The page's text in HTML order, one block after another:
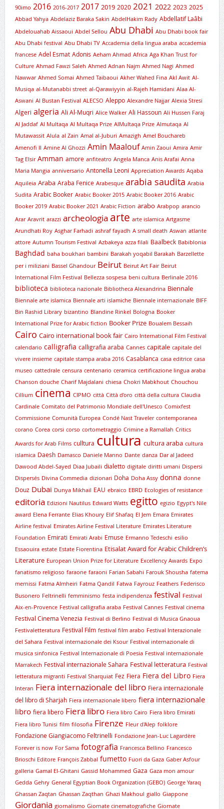
90imo 2016 2016-2017 2017 2019 2020 2021 2022 2023 2025
Abbad Yahya Abdelaziz Baraka Sakin AbdelHakim Rady Abdellatif Laâbi
Abdelouahab Aissaoui Abdel Sellou Abu Dhabi Abu Dhabi book fair
Abu Dhabi festival Abu Dhabi TV Accademia della lingua araba accademia
francese Adel Esmat Adonis Aeham Ahmad Africa Aga Khan Trust for
Culture Ahmad Fawzi Saleh Ahmed Adnan Najm Ahmed Nagi Ahmed
Nawwar Ahmed Somai Ahmed Taibaoui Akher Wahed Fina Akl Awit Al-
Musiqa al-Mutanabbi street al-Qarawiyyin al-Rajeh Hamidani Alaa Al-
Aswani Al Bustan Festival ALECSO Aleppo Alexandre Najjar Alexia Stresi
Algeri algeria Ali Al-Muqri Alice Walker Ali Hassoun Ali Hussen Faraj
Al Jaddaf Al Multaqa Al Multaqa Prize AlMultaqa Prize Almutaqa Al
Mutawassit Alula al Zain Amal al-Juburi Amazigh Amel Bouchareb
Amenofi II Amine Al Ghozzi Amin Maalouf Amin Zaoui Amira Amir
Tag Elsir Amman amore anfiteatro Angela Manca Anis Arafai Anna
Maria Mangia anniversario Antonella Leoni Appreciation Awards Aqaba
Aquileia Araba Araba Fenice Arabesque arabia saudita Arabia
Sudita Arabic Booker Arabic Booker 2015 Arabic Booker 2016 Arabic
Booker 2019 Arabic Booker 2021 Arabic Fiction arabo Arabpop arancio
Arar Aravrit arazzi archeologia arte arte islamica Artgasme
Arundhati Roy Asghar Farhadi ashraf fayadh A small death Aswan atlante
attore Autumn Tourism Festival Azbakeya azza filali Baalbeck Babiblonia
Baghdad baha boukhari bambini Barakah yoqabil Barakah Barzellette
per i miliziani Bassel Ghandour Beirut Beirut Art Fair Beirut
International Film Festival Bellezza sospesa beni cultura Berlinale 2016
biblioteca biblioteca nazionale Bibliotheca Alexandrina Biennale
Biennale arte islamica Biennale arti islamiche Biennale internazionale BIFF
Bin Rashid Library bizantino Blandine Rinkel Bologna Booker
International Prize for Arabic fiction Booker Prize Boualem Bessaih
Cairo Cairo international book fair Cairo International Film Festival
calendario calligrafia calligrafia araba Cannes capitale capitale del
vivere insieme capitale stampa araba 2016 Casablanca casa editrice casa
museo cattedrale censura centenario ceramica certificazione lingua araba
Chanson douche Charif Majdalani chiesa Chokri Mabkhout Chouchou
Cillium cinema CIPMO città Città d'oro città della cultura Claudia
Cardinale Comitato del Patrimonio Mondiale dell'Unesco Comixfest
Commissione Comunità Europea Condé Nast Traveler contemporanea
corano Corea corsi corso cortometraggio Crimine a Ramallah Critics
Awards for Arab Films culltura cultura cultura araba cultura
islamica Daesh Damasco Daniele Manno Dante danza Dar al Jadeed
Dawood Abdel-Sayed Diaa Jubaili dialetto digitale diritti umani Dispersi
Dispersés Divina Commedia dizionari Doha Doha Assy donna donne
Douz Dubai Dunya Mikhail EAU ebraico EBRD Ecologies of resistance
editoria Edizioni Nautilus Edward Watts egitto egizio Egypt's Nile
award Elena Ferrante Elias Khoury Elif Shafaq El Jem Emara Emirates
Airline festival Emirates Airline Festival Literature Emirates Literature
Foundation Emirati Emirati Arabi Emuse Ermanno Tedeschi esilio
Essaouira estate Estate Fiorentina Etisalat Award for Arabic Children’s
Literature European Union Prize for Literature Excellency Awards Expo
fanatismo religioso faraone faraoni Farian Sabahi Farouk Shousha fatema
mernissi Fatma Almheiri Fatma Qandil Fatwa Fayrouz Feathers Federisco
Busonero Feltrinelli femminismo festa indipendenza festival Festival
Aix-en-Provence Festival calligrafia araba Festival Cannes Festival cinema
Festival Cinema Venezia Festival di Berlino Festival di Musica Gnaoua
Festivaletteratura Festival Film festival film arabo Festival Interazionale
del Sahara Festival internazionale dei Ksour Festival internazionale di
musica sinfonica Festival Internazionale di Poesia Festival internazionale
Marrakech Festival internazionale Sahara Festival letteratura Festival
letteratura migranti Festival Sharquiat Fez Fiera Fiera del Libro Fiera
Interan Fiera internazionale del libro Fiera internazionale
del libro di Sharjah Fiera internazionale libero fiera internazionale
libro fiera libero Fiera libro Fiera libro Cairo Fiera libro Emirati
Fiera libro Tunisi film filosofia Firenze Fleur d'Alep folklore
Fondazione Giangiacomo Feltrinelli Fondazione Jean-Luc Lagardère
Forever is now For Sama fotografia Francesca Bellino Francesco
Brioschi Editore François Zabbal fumetto Fuori da Gaza Gaber Asfour
galleria Gamal El-Ghitani Gassid Mohammed Gaza Gaza mon amour
Gedda Gehry General Egyptian Book Organization (GEBO) George Yaraq
Ghassan Zaqtan Ghassan Zaqthan Ghazi Makhoul giallo Giappone
Giordania giornalismo Giornate cinematografiche Giornate